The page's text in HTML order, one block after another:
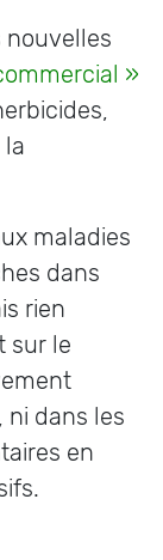
»
la
maladies
dans
rien
sur le
ni dans les
en